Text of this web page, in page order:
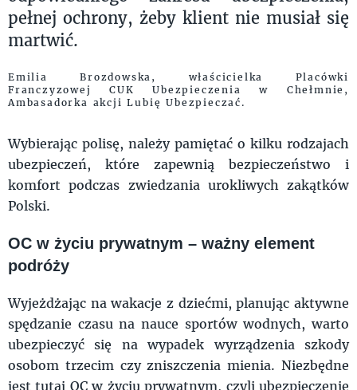
pełnej ochrony, żeby klient nie musiał się
martwić.
Emilia Brozdowska, właścicielka Placówki
Franczyzowej CUK Ubezpieczenia w Chełmnie,
Ambasadorka akcji Lubię Ubezpieczać.
Wybierając polisę, należy pamiętać o kilku rodzajach
ubezpieczeń, które zapewnią bezpieczeństwo i
komfort podczas zwiedzania urokliwych zakątków
Polski.
OC w życiu prywatnym – ważny element
podróży
Wyjeżdżając na wakacje z dziećmi, planując aktywne
spędzanie czasu na nauce sportów wodnych, warto
ubezpieczyć się na wypadek wyrządzenia szkody
osobom trzecim czy zniszczenia mienia. Niezbędne
jest tutaj OC w życiu prywatnym, czyli ubezpieczenie